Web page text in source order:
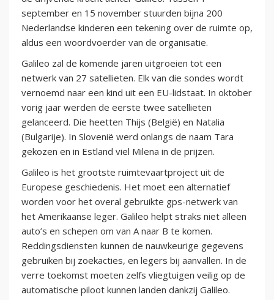
september en 15 november stuurden bijna 200
Nederlandse kinderen een tekening over de ruimte op,
aldus een woordvoerder van de organisatie.
Galileo zal de komende jaren uitgroeien tot een
netwerk van 27 satellieten. Elk van die sondes wordt
vernoemd naar een kind uit een EU-lidstaat. In oktober
vorig jaar werden de eerste twee satellieten
gelanceerd. Die heetten Thijs (België) en Natalia
(Bulgarije). In Slovenië werd onlangs de naam Tara
gekozen en in Estland viel Milena in de prijzen.
Galileo is het grootste ruimtevaartproject uit de
Europese geschiedenis. Het moet een alternatief
worden voor het overal gebruikte gps-netwerk van
het Amerikaanse leger. Galileo helpt straks niet alleen
auto’s en schepen om van A naar B te komen.
Reddingsdiensten kunnen de nauwkeurige gegevens
gebruiken bij zoekacties, en legers bij aanvallen. In de
verre toekomst moeten zelfs vliegtuigen veilig op de
automatische piloot kunnen landen dankzij Galileo.